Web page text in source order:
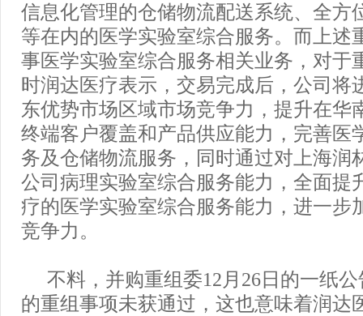
信息化管理的仓储物流配送系统、全方
等在内的医学实验室综合服务。而上述
事医学实验室综合服务相关业务，对于
时润达医疗表示，交易完成后，公司将
东优势市场区域市场竞争力，提升在华
终端客户覆盖和产品供应能力，完善医
务及仓储物流服务，同时通过对上海润
公司病理实验室综合服务能力，全面提
疗的医学实验室综合服务能力，进一步
竞争力。
不料，并购重组委12月26日的一纸
的重组事项未获通过，这也意味着润达